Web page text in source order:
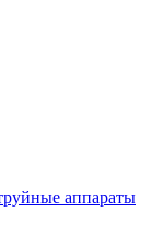
аппараты